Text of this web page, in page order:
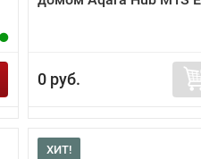
0 руб.
ХИТ!